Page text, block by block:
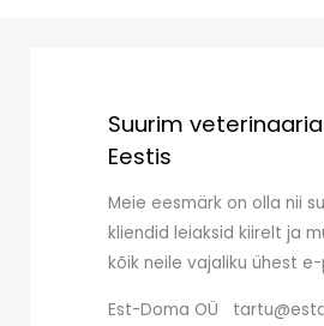
Suurim
Eestis
Meie eesmärk on olla nii
kliendid leiaksid kiirelt ja
kõik neile vajaliku ühest
Est-Doma OÜ